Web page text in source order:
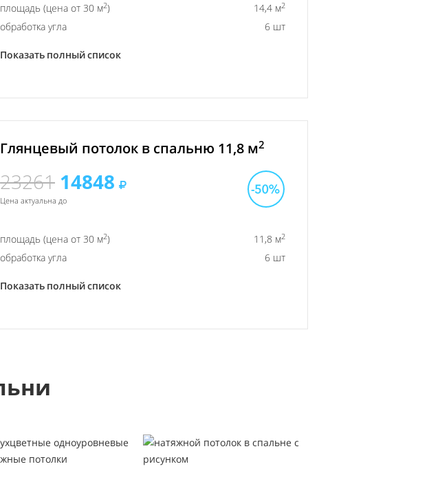
площадь (цена от 30 м2) 14,4 м2
обработка угла 6 шт
Показать полный список
Глянцевый потолок в спальню 11,8 м2
23261 14848
Цена актуальна до
площадь (цена от 30 м2) 11,8 м2
обработка угла 6 шт
Показать полный список